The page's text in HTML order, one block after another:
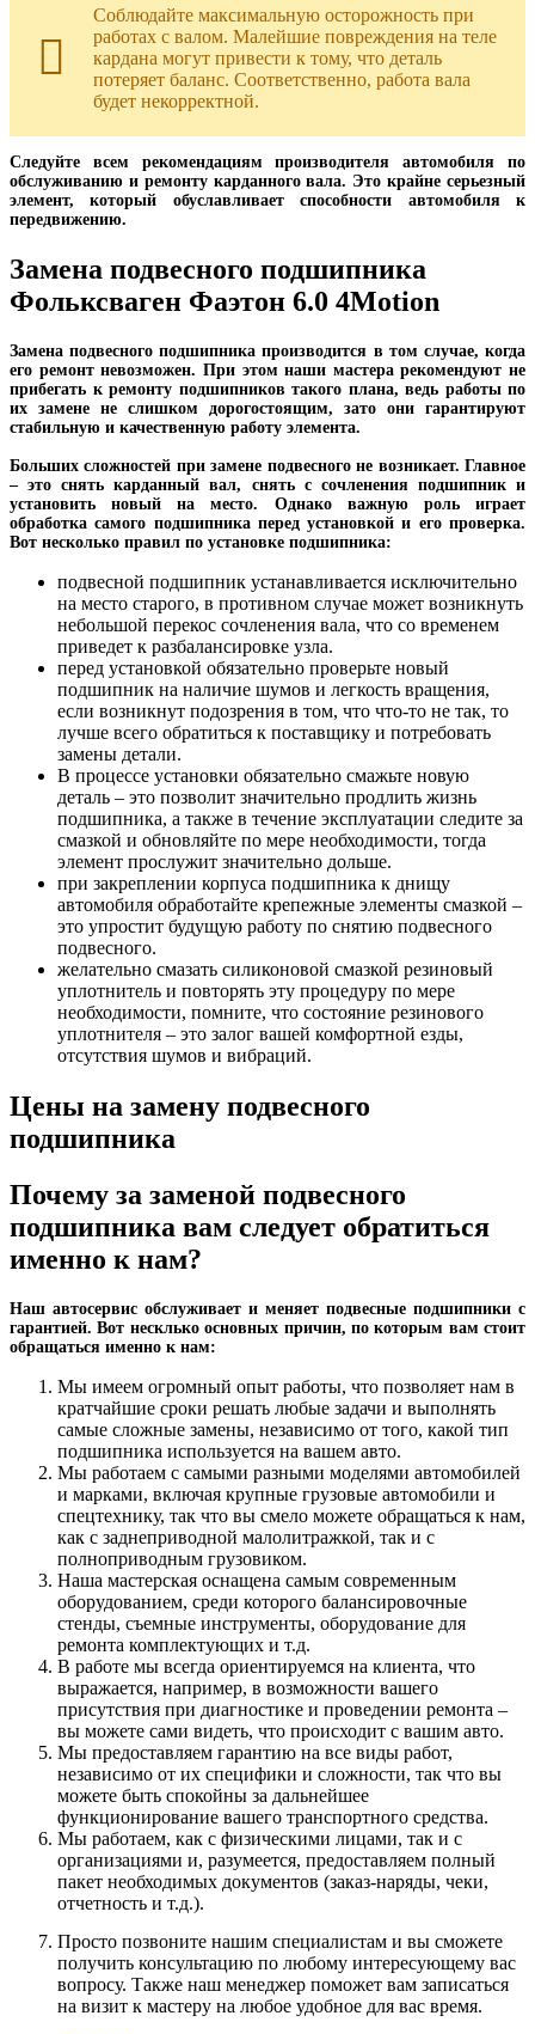
Соблюдайте максимальную осторожность при
работах с валом. Малейшие повреждения на теле
кардана могут привести к тому, что деталь
потеряет баланс. Соответственно, работа вала
будет некорректной.
Следуйте всем рекомендациям производителя автомобиля по
обслуживанию и ремонту карданного вала. Это крайне серьезный
элемент, который обуславливает способности автомобиля к
передвижению.
Замена подвесного подшипника
Фольксваген Фаэтон 6.0 4Motion
Замена подвесного подшипника производится в том случае, когда
его ремонт невозможен. При этом наши мастера рекомендуют не
прибегать к ремонту подшипников такого плана, ведь работы по
их замене не слишком дорогостоящим, зато они гарантируют
стабильную и качественную работу элемента.
Больших сложностей при замене подвесного не возникает. Главное
– это снять карданный вал, снять с сочленения подшипник и
установить новый на место. Однако важную роль играет
обработка самого подшипника перед установкой и его проверка.
Вот несколько правил по установке подшипника:
подвесной подшипник устанавливается исключительно
на место старого, в противном случае может возникнуть
небольшой перекос сочленения вала, что со временем
приведет к разбалансировке узла.
перед установкой обязательно проверьте новый
подшипник на наличие шумов и легкость вращения,
если возникнут подозрения в том, что что-то не так, то
лучше всего обратиться к поставщику и потребовать
замены детали.
В процессе установки обязательно смажьте новую
деталь – это позволит значительно продлить жизнь
подшипника, а также в течение эксплуатации следите за
смазкой и обновляйте по мере необходимости, тогда
элемент прослужит значительно дольше.
при закреплении корпуса подшипника к днищу
автомобиля обработайте крепежные элементы смазкой –
это упростит будущую работу по снятию подвесного
подвесного.
желательно смазать силиконовой смазкой резиновый
уплотнитель и повторять эту процедуру по мере
необходимости, помните, что состояние резинового
уплотнителя – это залог вашей комфортной езды,
отсутствия шумов и вибраций.
Цены на замену подвесного
подшипника
Почему за заменой подвесного
подшипника вам следует обратиться
именно к нам?
Наш автосервис обслуживает и меняет подвесные подшипники с
гарантией. Вот несклько основных причин, по которым вам стоит
обращаться именно к нам:
Мы имеем огромный опыт работы, что позволяет нам в
кратчайшие сроки решать любые задачи и выполнять
самые сложные замены, независимо от того, какой тип
подшипника используется на вашем авто.
Мы работаем с самыми разными моделями автомобилей
и марками, включая крупные грузовые автомобили и
спецтехнику, так что вы смело можете обращаться к нам,
как с заднеприводной малолитражкой, так и с
полноприводным грузовиком.
Наша мастерская оснащена самым современным
оборудованием, среди которого балансировочные
стенды, съемные инструменты, оборудование для
ремонта комплектующих и т.д.
В работе мы всегда ориентируемся на клиента, что
выражается, например, в возможности вашего
присутствия при диагностике и проведении ремонта –
вы можете сами видеть, что происходит с вашим авто.
Мы предоставляем гарантию на все виды работ,
независимо от их специфики и сложности, так что вы
можете быть спокойны за дальнейшее
функционирование вашего транспортного средства.
Мы работаем, как с физическими лицами, так и с
организациями и, разумеется, предоставляем полный
пакет необходимых документов (заказ-наряды, чеки,
отчетность и т.д.).
Просто позвоните нашим специалистам и вы сможете
получить консультацию по любому интересующему вас
вопросу. Также наш менеджер поможет вам записаться
на визит к мастеру на любое удобное для вас время.